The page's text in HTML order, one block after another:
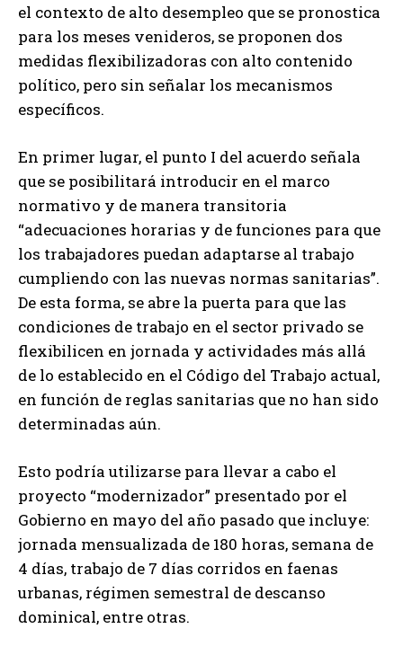
el contexto de alto desempleo que se pronostica
para los meses venideros, se proponen dos
medidas flexibilizadoras con alto contenido
político, pero sin señalar los mecanismos
específicos.
En primer lugar, el punto I del acuerdo señala
que se posibilitará introducir en el marco
normativo y de manera transitoria
“adecuaciones horarias y de funciones para que
los trabajadores puedan adaptarse al trabajo
cumpliendo con las nuevas normas sanitarias”.
De esta forma, se abre la puerta para que las
condiciones de trabajo en el sector privado se
flexibilicen en jornada y actividades más allá
de lo establecido en el Código del Trabajo actual,
en función de reglas sanitarias que no han sido
determinadas aún.
Esto podría utilizarse para llevar a cabo el
proyecto “modernizador” presentado por el
Gobierno en mayo del año pasado que incluye:
jornada mensualizada de 180 horas, semana de
4 días, trabajo de 7 días corridos en faenas
urbanas, régimen semestral de descanso
dominical, entre otras.